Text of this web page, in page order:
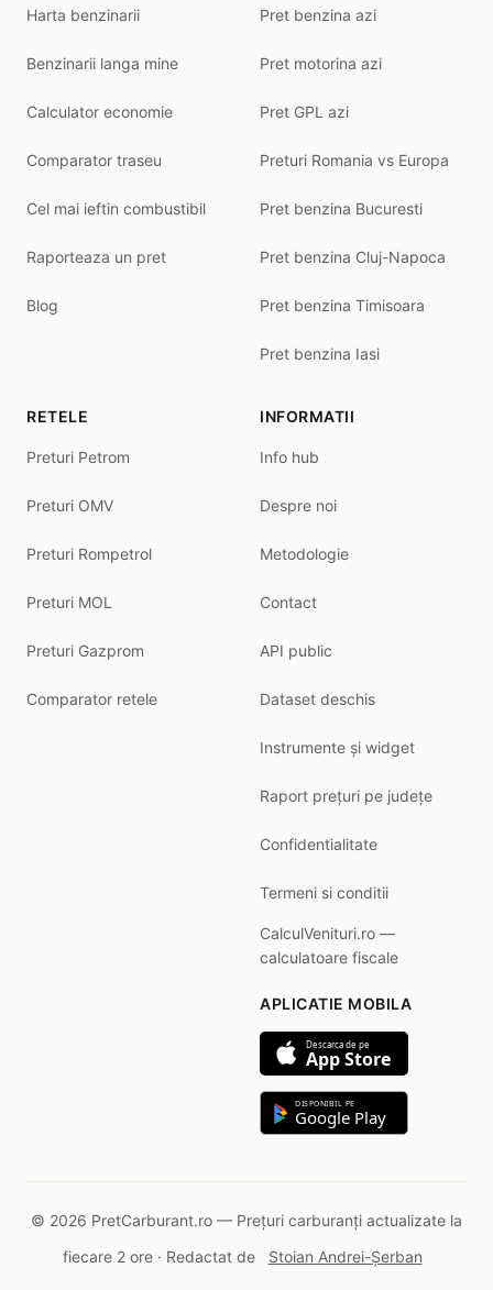
Harta benzinarii
Benzinarii langa mine
Calculator economie
Comparator traseu
Cel mai ieftin combustibil
Raporteaza un pret
Blog
Pret benzina azi
Pret motorina azi
Pret GPL azi
Preturi Romania vs Europa
Pret benzina Bucuresti
Pret benzina Cluj-Napoca
Pret benzina Timisoara
Pret benzina Iasi
RETELE
Preturi Petrom
Preturi OMV
Preturi Rompetrol
Preturi MOL
Preturi Gazprom
Comparator retele
INFORMATII
Info hub
Despre noi
Metodologie
Contact
API public
Dataset deschis
Instrumente și widget
Raport prețuri pe județe
Confidentialitate
Termeni si conditii
CalculVenituri.ro —
calculatoare fiscale
APLICATIE MOBILA
Descarca de pe
App Store
DISPONIBIL PE
Google Play
© 2026 PretCarburant.ro — Prețuri carburanți actualizate la
fiecare 2 ore · Redactat de
Stoian Andrei-Șerban